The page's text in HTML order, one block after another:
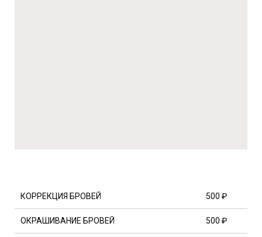
КОРРЕКЦИЯ БРОВЕЙ 500 ₽
ОКРАШИВАНИЕ БРОВЕЙ 500 ₽